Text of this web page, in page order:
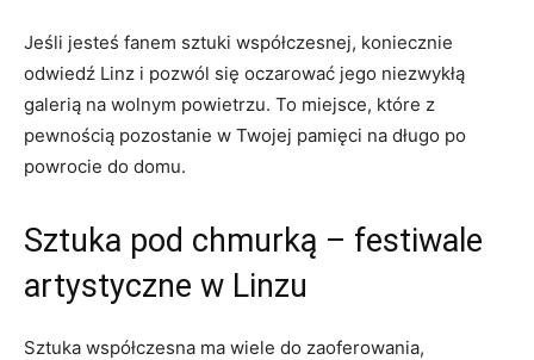
Jeśli ‌jesteś fanem ‍sztuki współczesnej, koniecznie
odwiedź Linz i pozwól się oczarować jego niezwykłą
galerią na wolnym powietrzu. To miejsce, które z
pewnością⁢ pozostanie w⁣ Twojej pamięci na‌ długo po
powrocie⁢ do domu.
Sztuka pod chmurką – ‌festiwale
artystyczne w​ Linzu
Sztuka współczesna ma wiele do zaoferowania,